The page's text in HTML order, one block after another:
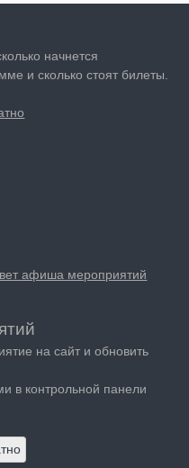
начнется
и сколько стоят билеты.
афиша мероприятий
на сайт и обновить
в контрольной панели